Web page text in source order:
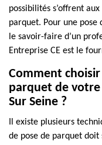
possibilités s’offrent
parquet. Pour une
le savoir-faire d’un
Entreprise CE est le
Comment
parquet de
Sur Seine ?
Il existe plusieurs
de pose de parquet